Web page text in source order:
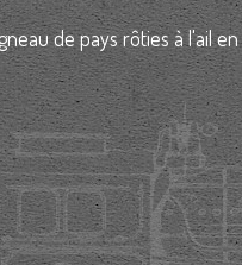
de pays rôties à l'ail